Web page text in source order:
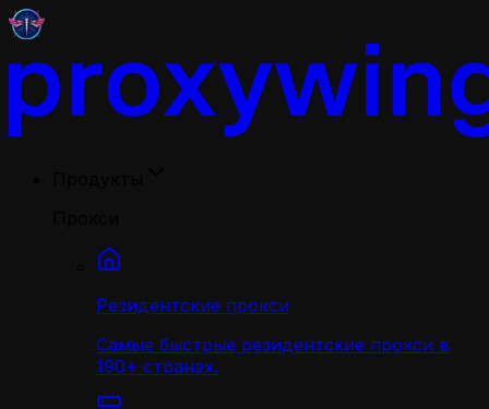
Резидентские прокси
Самые быстрые резидентские прокси в
190+ странах.